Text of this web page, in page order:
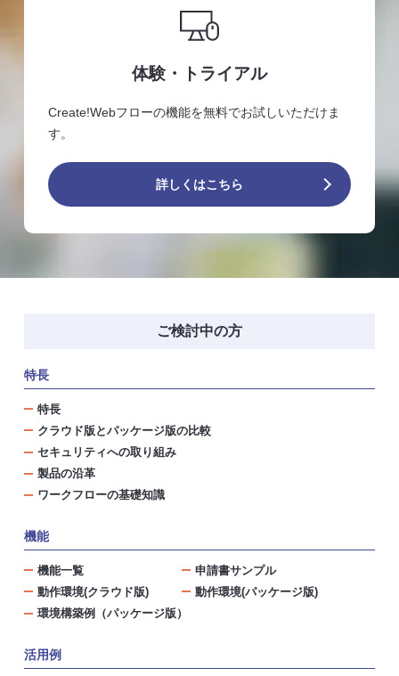
体験・トライアル
Create!Webフローの機能を無料でお試しいただけま
す。
詳しくはこちら
ご検討中の方
特長
特長
クラウド版とパッケージ版の比較
セキュリティへの取り組み
製品の沿革
ワークフローの基礎知識
機能
機能一覧
申請書サンプル
動作環境(クラウド版)
動作環境(パッケージ版)
環境構築例（パッケージ版）
活用例